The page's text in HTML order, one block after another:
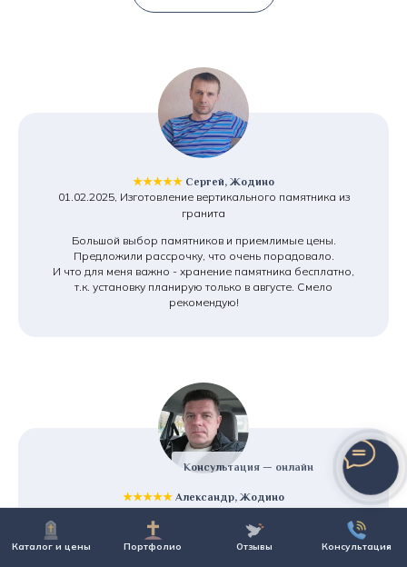
Каталог и цены Портфолио Отзывы Консультация
Консультация — онлайн
★★★★★ Сергей, Жодино
01.02.2025, Изготовление вертикального памятника из
гранита
Большой выбор памятников и приемлимые цены.
Предложили рассрочку, что очень порадовало.
И что для меня важно - хранение памятника бесплатно,
т.к. установку планирую только в августе. Смело
рекомендую!
★★★★★ Александр, Жодино
20.09.2024, Изготовление и монтаж памятника под ключ
Обратился в эту компанию по рекомендации друзей. Не
пожалел. Нужен был двойной памятник, бюджет не